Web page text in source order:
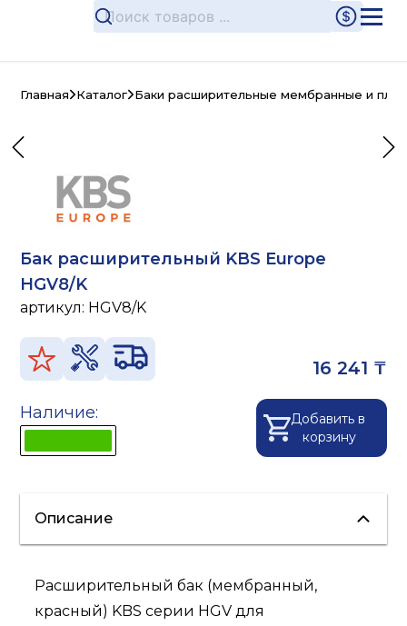
Главная Каталог Баки расширительные мембранные и
Бак расширительный KBS Europe
HGV8/K
артикул: HGV8/K
16 241 ₸
Наличие:
Добавить в
корзину
Описание
Расширительный бак (мембранный,
красный) KBS серии HGV для